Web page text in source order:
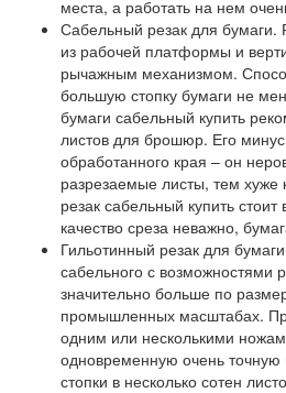
места, а работать на нем
Сабельный резак для бумаги.
из рабочей платформы и
рычажным механизмом.
большую стопку бумаги не
бумаги сабельный купить
листов для брошюр. Его минус
обработанного края – он
разрезаемые листы, тем хуже
резак сабельный купить
качество среза неважно,
Гильотинный резак для
сабельного с возможностями
значительно больше по
промышленных масштабах.
одним или несколькими
одновременную очень точную
стопки в несколько сотен